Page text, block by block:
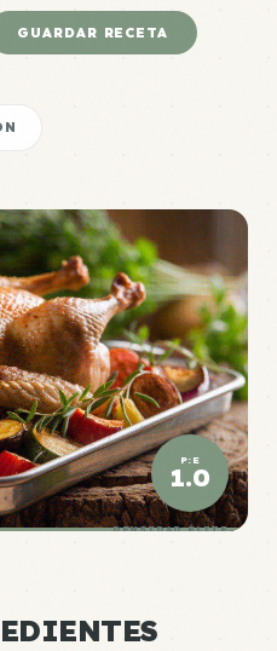
GUARDAR RECETA
P:E
1.0
DENSIDAD ÉLITE